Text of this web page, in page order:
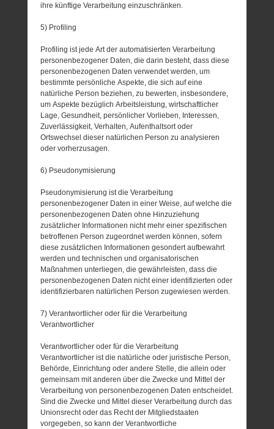
ihre künftige Verarbeitung einzuschränken.
5) Profiling
Profiling ist jede Art der automatisierten Verarbeitung
personenbezogener Daten, die darin besteht, dass diese
personenbezogenen Daten verwendet werden, um
bestimmte persönliche Aspekte, die sich auf eine
natürliche Person beziehen, zu bewerten, insbesondere,
um Aspekte bezüglich Arbeitsleistung, wirtschaftlicher
Lage, Gesundheit, persönlicher Vorlieben, Interessen,
Zuverlässigkeit, Verhalten, Aufenthaltsort oder
Ortswechsel dieser natürlichen Person zu analysieren
oder vorherzusagen.
6) Pseudonymisierung
Pseudonymisierung ist die Verarbeitung
personenbezogener Daten in einer Weise, auf welche die
personenbezogenen Daten ohne Hinzuziehung
zusätzlicher Informationen nicht mehr einer spezifischen
betroffenen Person zugeordnet werden können, sofern
diese zusätzlichen Informationen gesondert aufbewahrt
werden und technischen und organisatorischen
Maßnahmen unterliegen, die gewährleisten, dass die
personenbezogenen Daten nicht einer identifizierten oder
identifizierbaren natürlichen Person zugewiesen werden.
7) Verantwortlicher oder für die Verarbeitung
Verantwortlicher
Verantwortlicher oder für die Verarbeitung
Verantwortlicher ist die natürliche oder juristische Person,
Behörde, Einrichtung oder andere Stelle, die allein oder
gemeinsam mit anderen über die Zwecke und Mittel der
Verarbeitung von personenbezogenen Daten entscheidet.
Sind die Zwecke und Mittel dieser Verarbeitung durch das
Unionsrecht oder das Recht der Mitgliedstaaten
vorgegeben, so kann der Verantwortliche